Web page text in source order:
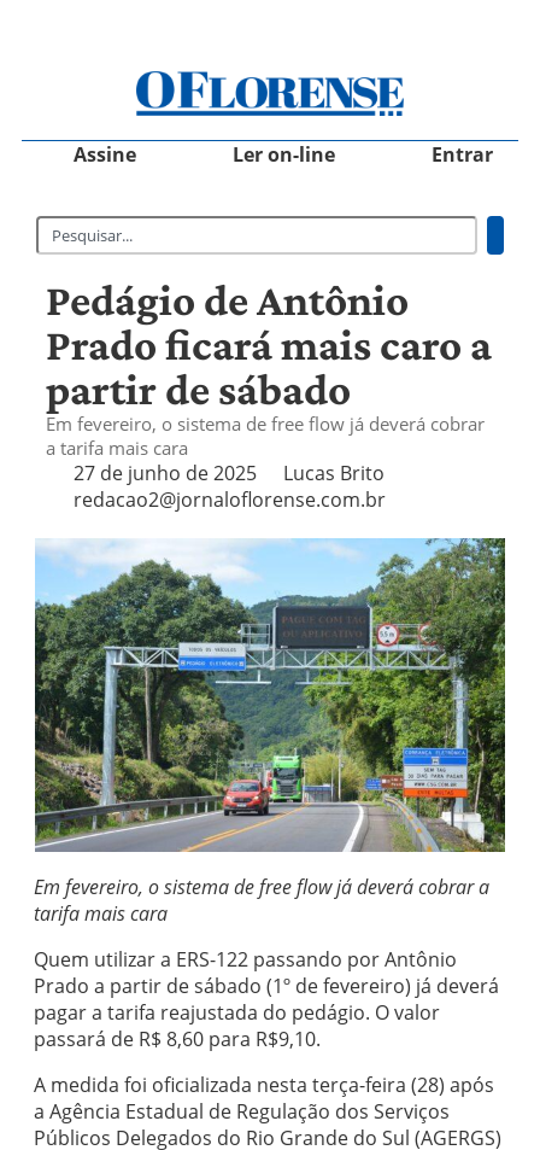
Assine Ler on-line Entrar
Pedágio de Antônio
Prado ficará mais caro a
partir de sábado
Em fevereiro, o sistema de free flow já deverá cobrar
a tarifa mais cara
27 de junho de 2025
Lucas Brito
redacao2@jornaloflorense.com.br
Em fevereiro, o sistema de free flow já deverá cobrar a
tarifa mais cara
Quem utilizar a ERS-122 passando por Antônio
Prado a partir de sábado (1º de fevereiro) já deverá
pagar a tarifa reajustada do pedágio. O valor
passará de R$ 8,60 para R$9,10.
A medida foi oficializada nesta terça-feira (28) após
a Agência Estadual de Regulação dos Serviços
Públicos Delegados do Rio Grande do Sul (AGERGS)